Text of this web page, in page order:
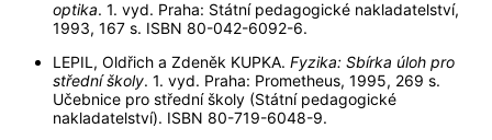
optika. 1. vyd. Praha: Státní pedagogické nakladatelství,
1993, 167 s. ISBN 80-042-6092-6.
LEPIL, Oldřich a Zdeněk KUPKA. Fyzika: Sbírka úloh pro
střední školy. 1. vyd. Praha: Prometheus, 1995, 269 s.
Učebnice pro střední školy (Státní pedagogické
nakladatelství). ISBN 80-719-6048-9.